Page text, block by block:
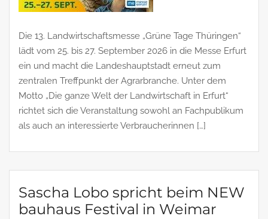
Die 13. Landwirtschaftsmesse „Grüne Tage Thüringen“
lädt vom 25. bis 27. September 2026 in die Messe Erfurt
ein und macht die Landeshauptstadt erneut zum
zentralen Treffpunkt der Agrarbranche. Unter dem
Motto „Die ganze Welt der Landwirtschaft in Erfurt“
richtet sich die Veranstaltung sowohl an Fachpublikum
als auch an interessierte Verbraucherinnen […]
Sascha Lobo spricht beim NEW
bauhaus Festival in Weimar